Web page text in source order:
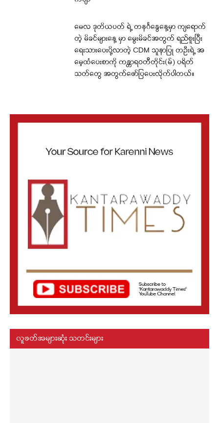
မေလ ဒုတိယပတ် ရဲ့ တနင်္ဂနွေနေ့မှာ ကျရောက်
တဲ့ မိခင်များနေ့ မှာ မွေးမိခင်အတွက် ရည်စူးပြီး
ရေးသားပေးပို့လာတဲ့ CDM သူနာပြု တဦးရဲ့ အ
မေ့ထံပေးစာကို ကန္တာရဝတီတိုင်း(မ်) ပရိတ်
သတ်တွေ အတွက်ဖော်ပြပေးလိုက်ပါတယ်။
လူဖတ်အများဆုံး သတင်းများ